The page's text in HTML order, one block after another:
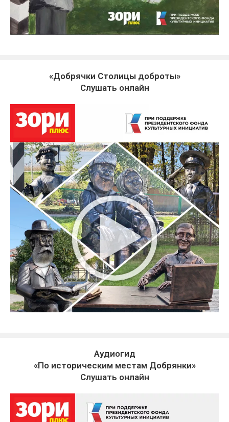
«Добрячки Столицы доброты»
Слушать онлайн
Аудиогид
«По историческим местам Добрянки»
Слушать онлайн